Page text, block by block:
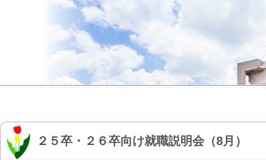
２５卒・２６卒向け就職説明会（8月）